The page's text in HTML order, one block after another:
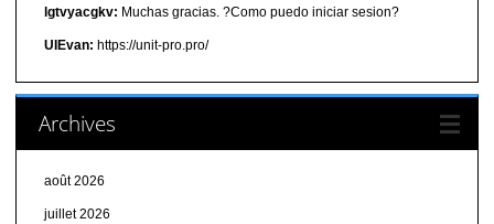
lgtvyacgkv: Muchas gracias. ?Como puedo iniciar sesion?
UIEvan: https://unit-pro.pro/
Archives
août 2026
juillet 2026